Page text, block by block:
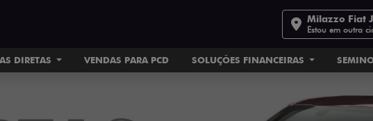
Milazzo Fiat
Estou em outra
DIRETAS VENDAS PARA PCD SOLUÇÕES FINANCEIRAS